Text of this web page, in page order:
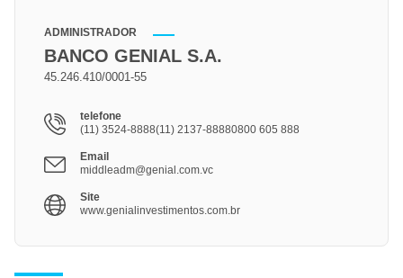
ADMINISTRADOR
BANCO GENIAL S.A.
45.246.410/0001-55
telefone
(11) 3524-8888(11) 2137-88880800 605 888
Email
middleadm@genial.com.vc
Site
www.genialinvestimentos.com.br